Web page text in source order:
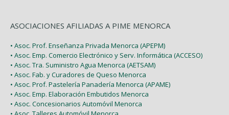
ASOCIACIONES AFILIADAS A PIME MENORCA
• Asoc. Prof. Enseñanza Privada Menorca (APEPM)
• Asoc. Emp. Comercio Electrónico y Serv. Informática (ACCESO)
• Asoc. Tra. Suministro Agua Menorca (AETSAM)
• Asoc. Fab. y Curadores de Queso Menorca
• Asoc. Prof. Pastelería Panadería Menorca (APAME)
• Asoc. Emp. Elaboración Embutidos Menorca
• Asoc. Concesionarios Automóvil Menorca